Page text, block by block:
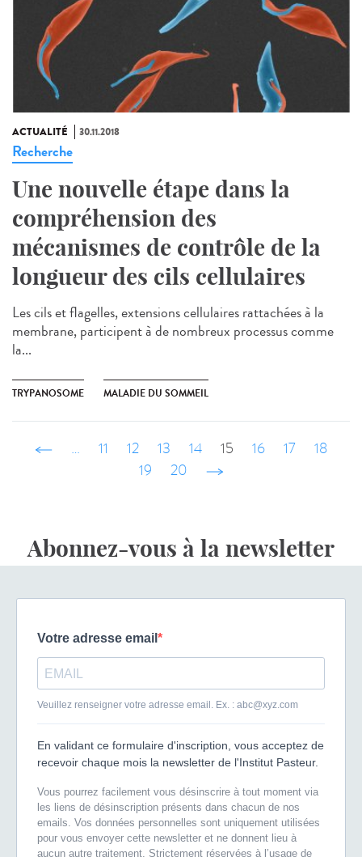
ACTUALITÉ 30.11.2018
Recherche
Une nouvelle étape dans la
compréhension des
mécanismes de contrôle de la
longueur des cils cellulaires
Les cils et flagelles, extensions cellulaires rattachées à la
membrane, participent à de nombreux processus comme
la...
TRYPANOSOME MALADIE DU SOMMEIL
‹ précédent
… 11 12 13 14 15 16 17
18
19
20 suivant ›
Abonnez-vous à la newsletter